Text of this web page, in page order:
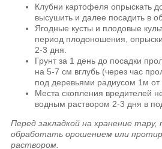
Клубни картофеля опрыскать
высушить и далее посадить в
Ягодные кусты и плодовые
период плодоношения,
2-3 дня.
Грунт за 1 день до посадки
на 5-7 см вглубь (через час
под деревьями радиусом 1м от
Места скопления вредителей
водным раствором 2-3 дня в
Перед закладкой на хранение
обработать орошением или
раствором.